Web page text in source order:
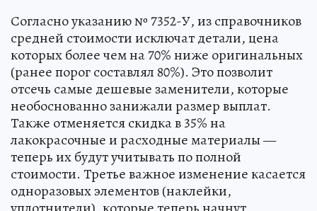
Согласно указанию № 7352-У, из справочников
средней стоимости исключат детали, цена
которых более чем на 70% ниже оригинальных
(ранее порог составлял 80%). Это позволит
отсечь самые дешевые заменители, которые
необоснованно занижали размер выплат.
Также отменяется скидка в 35% на
лакокрасочные и расходные материалы —
теперь их будут учитывать по полной
стоимости. Третье важное изменение касается
одноразовых элементов (наклейки,